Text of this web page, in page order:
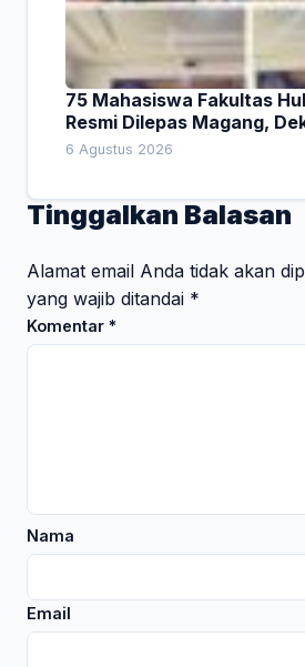
75 Mahasiswa Fakultas
Resmi Dilepas Magang,
Empat Pesan Penting
6 Agustus 2026
Tinggalkan Balasan
Alamat email Anda tidak akan
yang wajib ditandai *
Komentar *
Nama
Email